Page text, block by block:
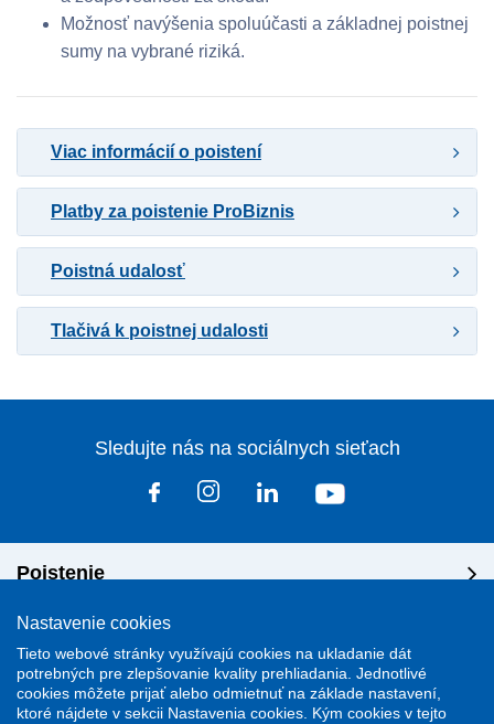
Nastavenie cookies
Tieto webové stránky využívajú cookies na ukladanie dát
potrebných pre zlepšovanie kvality prehliadania. Jednotlivé
cookies môžete prijať alebo odmietnuť na základe nastavení,
ktoré nájdete v sekcii Nastavenia cookies. Kým cookies v tejto
Možnosť navýšenia spoluúčasti a základnej poistnej
sumy na vybrané riziká.
Viac informácií o poistení
Platby za poistenie ProBiznis
Poistná udalosť
Tlačivá k poistnej udalosti
Sledujte nás na sociálnych sieťach
Poistenie
Riešenie škôd
Dôležité odkazy